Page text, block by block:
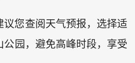
您查阅天气预报，选择适
公园，避免高峰时段，享受